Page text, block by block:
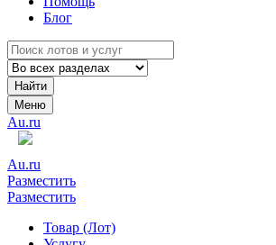
Блог
Найти
Меню
Au.ru
Au.ru
Разместить
Разместить
Товар (Лот)